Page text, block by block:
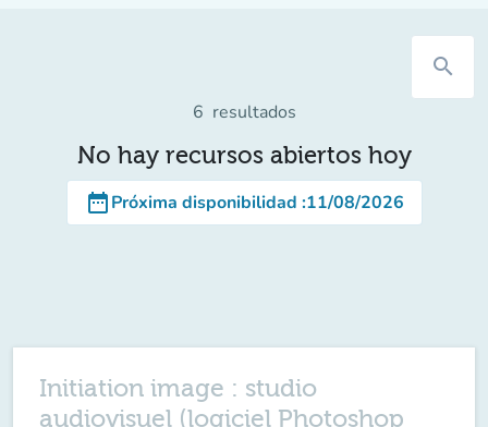
search
6 resultados
No hay recursos abiertos hoy
date_rangePróxima disponibilidad :11/08/2026
Initiation image : studio
audiovisuel (logiciel Photoshop